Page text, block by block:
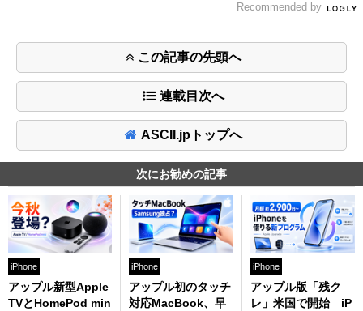
Recommended by
この記事の先頭へ
連載目次へ
ASCII.jpトップへ
次にお勧めの記事
iPhone
アップル新型Apple
TVとHomePod min
iPhone
アップル初のタッチ
対応MacBook、早
iPhone
アップル版「残ク
レ」米国で開始 iP